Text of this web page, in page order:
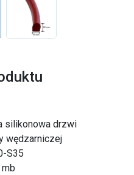
silikonowa drzwi
wędzarniczej
S35